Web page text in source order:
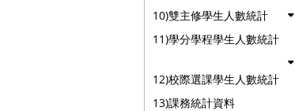
10)雙主修學生人數統計
11)學分學程學生人數統計
12)校際選課學生人數統計
13)課務統計資料